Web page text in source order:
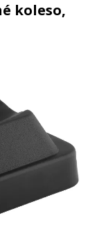
koleso,